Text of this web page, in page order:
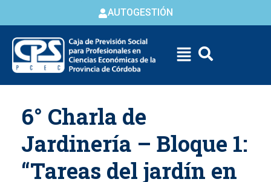
AUTOGESTIÓN
content
6° Charla de
Jardinería – Bloque 1:
“Tareas del jardín en